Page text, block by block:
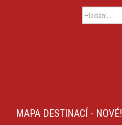
MAPA DESTINACÍ - NOVÉ!